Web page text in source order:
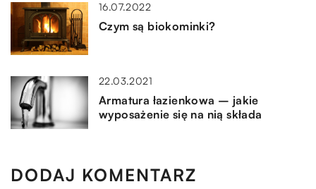
16.07.2022
Czym są biokominki?
22.03.2021
Armatura łazienkowa – jakie
wyposażenie się na nią składa
DODAJ KOMENTARZ